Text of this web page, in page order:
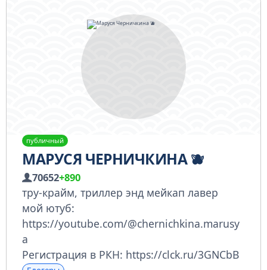
публичный
МАРУСЯ ЧЕРНИЧКИНА 🫐
70652+890
тру-крайм, триллер энд мейкап лавер
мой ютуб:
https://youtube.com/@chernichkina.marusy
a
Регистрация в РКН: https://clck.ru/3GNCbB